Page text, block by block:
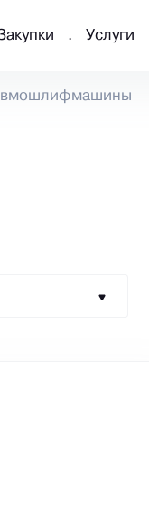
Услуги